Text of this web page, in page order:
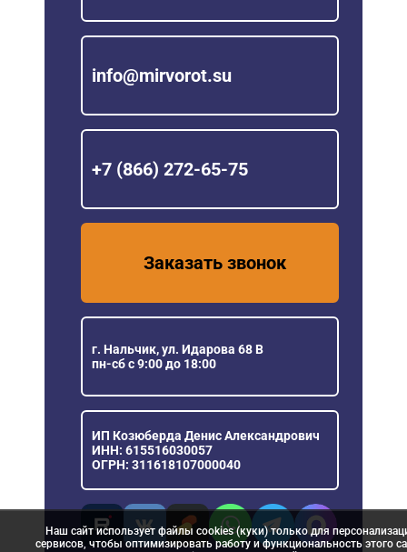
info@mirvorot.su
+7 (866) 272-65-75
Заказать звонок
г. Нальчик, ул. Идарова 68 В
пн-сб с 9:00 до 18:00
ИП Козюберда Денис Александрович
ИНН: 615516030057
ОГРН: 311618107000040
Наш сайт использует файлы cookies (куки) только для
сервисов, чтобы оптимизировать работу и функциональность этого